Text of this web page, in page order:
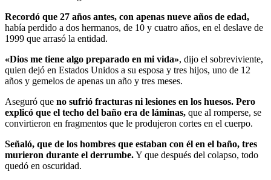
Recordó que 27 años antes, con apenas nueve años de edad,
había perdido a dos hermanos, de 10 y cuatro años, en el deslave de
1999 que arrasó la entidad.
«Dios me tiene algo preparado en mi vida», dijo el sobreviviente,
quien dejó en Estados Unidos a su esposa y tres hijos, uno de 12
años y gemelos de apenas un año y tres meses.
Aseguró que no sufrió fracturas ni lesiones en los huesos. Pero
explicó que el techo del baño era de láminas, que al romperse, se
convirtieron en fragmentos que le produjeron cortes en el cuerpo.
Señaló, que de los hombres que estaban con él en el baño, tres
murieron durante el derrumbe.Y que después del colapso, todo
quedó en oscuridad.